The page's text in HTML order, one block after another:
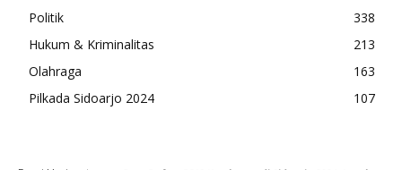
Politik
338
Hukum & Kriminalitas
213
Olahraga
163
Pilkada Sidoarjo 2024
107